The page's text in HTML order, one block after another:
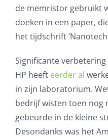
WordPress SLA Contract
Contact
de memristor gebruikt
doeken in een paper,
het tijdschrift
Significante verbetering
HP heeft eerder al
in zijn laboratorium.
bedrijf wisten toen nog
gebeurde in de kleine
Desondanks was het